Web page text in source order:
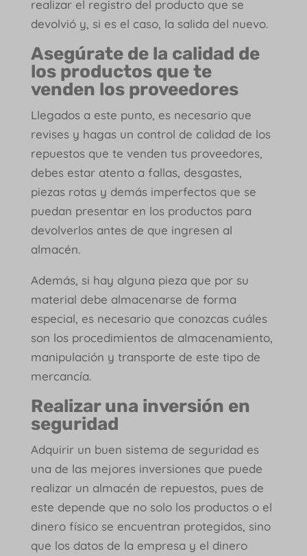
realizar el registro del producto que se
devolvió y, si es el caso, la salida del nuevo.
Asegúrate de la calidad de
los productos que te
venden los proveedores
Llegados a este punto, es necesario que
revises y hagas un control de calidad de los
repuestos que te venden tus proveedores,
debes estar atento a fallas, desgastes,
piezas rotas y demás imperfectos que se
puedan presentar en los productos para
devolverlos antes de que ingresen al
almacén.
Además, si hay alguna pieza que por su
material debe almacenarse de forma
especial, es necesario que conozcas cuáles
son los procedimientos de almacenamiento,
manipulación y transporte de este tipo de
mercancía.
Realizar una inversión en
seguridad
Adquirir un buen sistema de seguridad es
una de las mejores inversiones que puede
realizar un almacén de repuestos, pues de
este depende que no solo los productos o el
dinero físico se encuentran protegidos, sino
que los datos de la empresa y el dinero